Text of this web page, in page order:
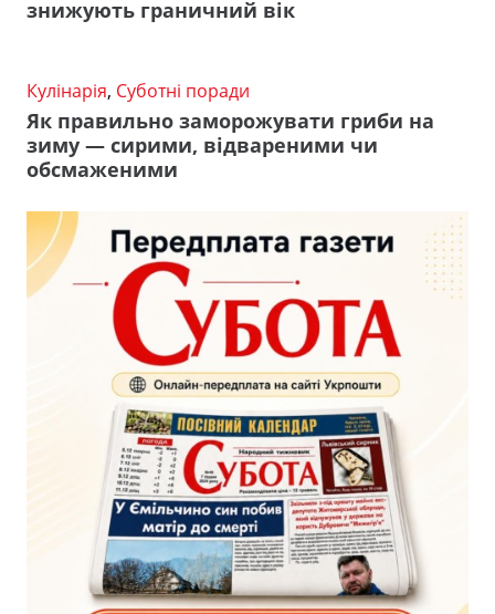
знижують граничний вік
Кулінарія, Суботні поради
Як правильно заморожувати гриби на
зиму — сирими, відвареними чи
обсмаженими